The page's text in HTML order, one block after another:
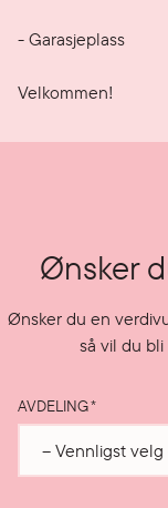
- Garasjeplass
Velkommen!
Ønsker
Ønsker du en
så vil du
AVDELING*